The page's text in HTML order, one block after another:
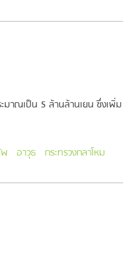
มาณเป็น 5 ล้านล้านเยน ซึ่งเพิ่ม
อาวุธ กระทรวงกลาโหม